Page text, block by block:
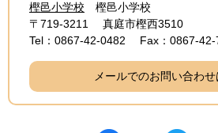
樫邑小学校
樫邑小学校
〒719-3211
真庭市樫西3510
Tel：0867-42-0482
Fax：0867-42-
メールでのお問い合わ